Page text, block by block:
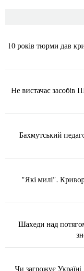
10 років тюрми дав
Не вистачає засобів
Бахмутський
"Які милі".
Шахеди над
Чи загрожує Україні